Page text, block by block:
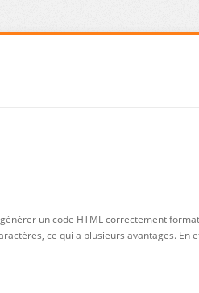
un code HTML correctement
ce qui a plusieurs avantages. En